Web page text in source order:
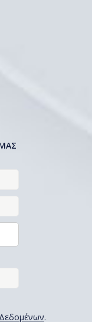
Δεδομένων.